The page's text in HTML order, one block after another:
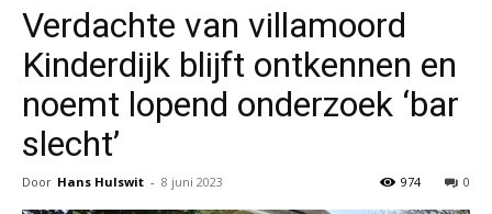
Verdachte van villamoord
Kinderdijk blijft ontkennen en
noemt lopend onderzoek ‘bar
slecht’
Door Hans Hulswit - 8 juni 2023 0
974